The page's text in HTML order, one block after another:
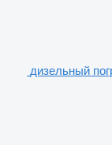
дизельный